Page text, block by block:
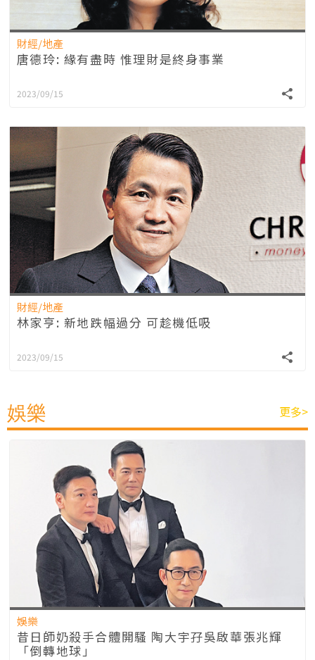
財經/地產
唐德玲: 緣有盡時 惟理財是終身事業
2023/09/15
財經/地產
林家亨: 新地跌幅過分 可趁機低吸
2023/09/15
娛樂 更多>
娛樂
昔日師奶殺手合體開騷 陶大宇孖吳啟華張兆輝
「倒轉地球」